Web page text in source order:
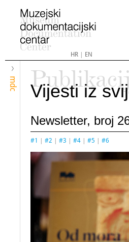
HR| EN
mdc Vijesti iz
Newsletter, broj
#1 #2 #3 #4 #5 #6